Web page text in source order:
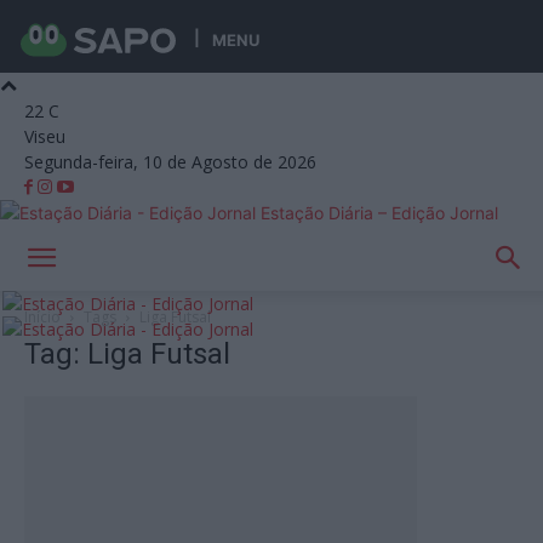
MENU
22 C
Viseu
Segunda-feira, 10 de Agosto de 2026
Estação Diária – Edição Jornal
Início Tags Liga Futsal
Tag: Liga Futsal